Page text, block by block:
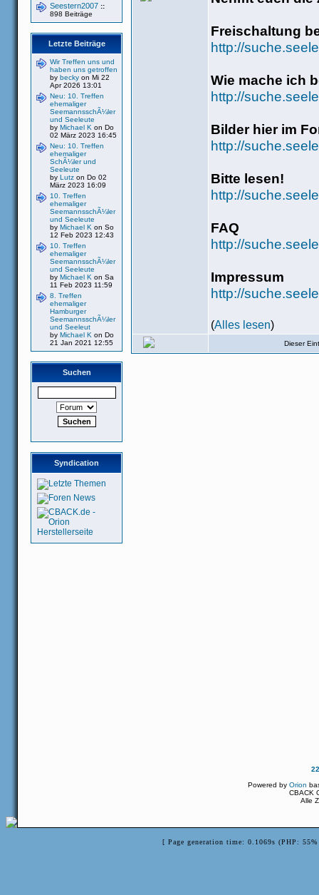
Seestern2007 ::
898 Beiträge
Letzte Beiträge
Wir Treffen uns und
haben uns getroffen
by becky on Mi 22
Apr 2026 13:01
Neu: 10. Treffen
ehemaliger
SeemannsschÃ¼ler
und Seeleute
by Michael K on Do
02 März 2023 16:45
Neu: 10. Treffen
ehemaliger
SchÃ¼ler und
Seeleute
by Lutz on Do 02
März 2023 16:09
10. Treffen
ehemaliger
SeemannsschÃ¼ler
und Seeleute
by Michael K on So
12 Feb 2023 12:43
10. Treffen
ehemaliger
SeemannsschÃ¼ler
und Seeleute
by Michael K on Sa
11 Feb 2023 11:59
8. Treffen
ehemaliger
Hamburger
SeemannsschÃ¼ler
und Seeleut
by Michael K on Do
21 Jan 2021 12:55
Suchen
Syndication
Freischaltung
http://
Wie mache ich
http://
Bilder hier im
http://
Bitte lesen!
http://
FAQ
http://
Impressum
http://
(Alles lesen)
Dieser
Powered by Orion
CBACK
Alle
[ Page generation time: 0.1069s (PHP: